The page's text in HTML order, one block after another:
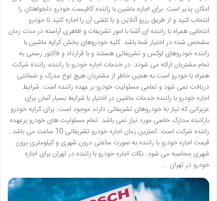
امکان پذیر است. برای اجاره ماشین با راننده کافیست خودرو دلخواهتان را
انتخاب کنید و از طریق رزرو آنلاین و یا تلفنی آن را اجاره کنید تا خودرو
انتخابی همراه با راننده ای آشنا با امور تشریفات و ظاهری آراسته در مدت زمان
مشخص شده در اختیار شما باشد. کلیه خودروهای بخش کرایه ماشین با
راننده خودروهای لوکس و تشریفاتی هستند و با قرارداد و فاکتور رسمی به
تمام مشتریان ارائه می شوند. در خدمات اجاره خودرو با راننده، راننده شرکت
همراه با خودرو است به همین خاطر از مشتریان هیچ نوع مدرک و ضمانتی
دریافت نمی شود و تمامی مسئولیت خودرو بر عهده راننده است. شرایط
اجاره خودرو با راننده خدمات ماشین در اختیار با شرایط بسیار آسان برای
عزیزانی که نیاز به خودروهای تشریفاتی دارند موجود است. برای کرایه خودرو
باراننده مدارک خاصی مورد نیاز نمی باشد. تمام مسئولیت های خودرو برعهده
راننده شرکت است. کمترین زمان اجاره خودرو تشریفاتی 10 ساعت می باشد.
قیمت اجاره خودرو با راننده به صورت ساعتی درون شهری و کیلومتری برون
شهری محاسبه می شود. نکات اجاره خودرو با راننده در تهران برای اجاره
خودرو در تهران …